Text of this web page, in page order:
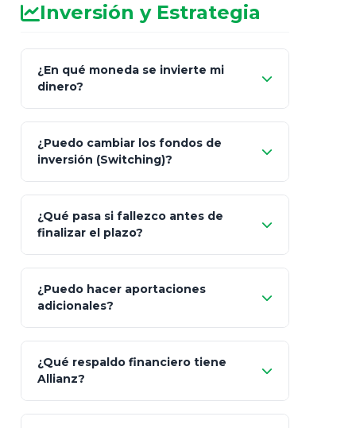
Inversión y Estrategia
¿En qué moneda se invierte mi
dinero?
inflación), Dólares o Euros
¿Puedo cambiar los fondos de
inversión (Switching)?
"Switching" (cambio de fondos)
¿Qué pasa si fallezco antes de
finalizar el plazo?
100% a tus
beneficiarios designados
¿Puedo hacer aportaciones
adicionales?
¿Qué respaldo financiero tiene
Allianz?